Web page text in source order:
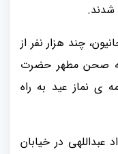
شدند.
چند هزار نفر از
به صحن مطهر حضرت
ی نماز عید به راه
عبداللهی در خیابان